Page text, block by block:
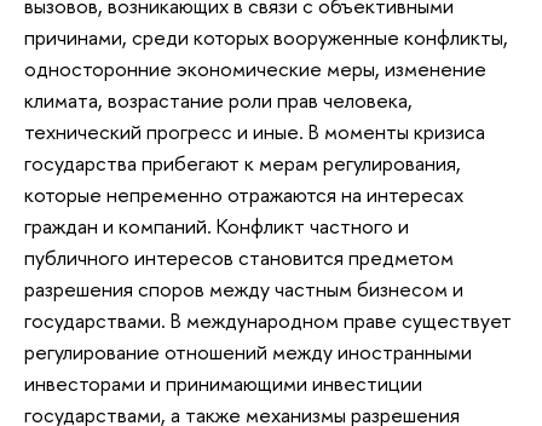
причинами, среди которых вооруженные конфликты,
односторонние экономические меры, изменение
климата, возрастание роли прав человека,
технический прогресс и иные. В моменты кризиса
государства прибегают к мерам регулирования,
которые непременно отражаются на интересах
граждан и компаний. Конфликт частного и
публичного интересов становится предметом
разрешения споров между частным бизнесом и
государствами. В международном праве существует
регулирование отношений между иностранными
инвесторами и принимающими инвестиции
государствами, а также механизмы разрешения